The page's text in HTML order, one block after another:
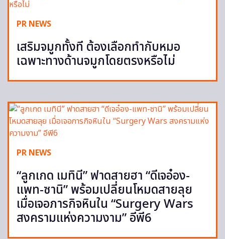
PR NEWS
เสริมจมูกทั้งที ต้องเลือกทำกับหมอ
เฉพาะทางด้านจมูกโดยตรงหรือไม่
PR NEWS
“ลูกเกด เมทินี” ฟาดสายฮา “ดีเจอ๋อง-
แพท-ซานิ” พร้อมเปลี่ยนโหมดสายลุย
เมื่อเจอภารกิจหินใน “Surgery Wars
สงครามแห่งความงาม” อีพี6